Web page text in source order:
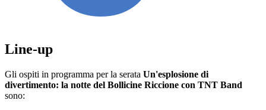
Line-up
Gli ospiti in programma per la serata Un'esplosione di
divertimento: la notte del Bollicine Riccione con TNT Band
sono: